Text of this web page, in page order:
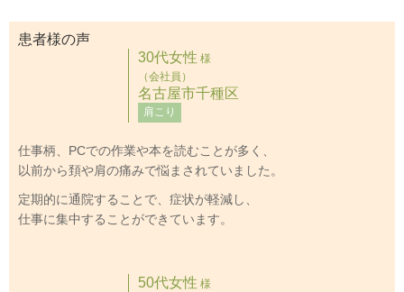
患者様の声
30代女性 様
（会社員）
名古屋市千種区
肩こり
仕事柄、PCでの作業や本を読むことが多く、
以前から頚や肩の痛みで悩まされていました。
定期的に通院することで、症状が軽減し、
仕事に集中することができています。
50代女性 様